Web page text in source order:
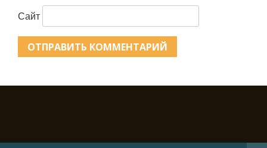
Сайт